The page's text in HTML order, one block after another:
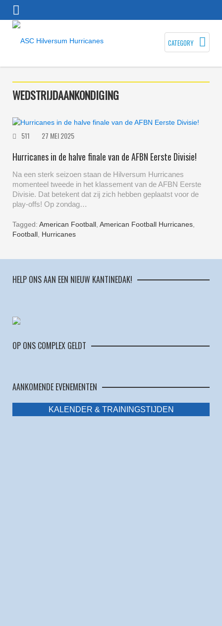
CATEGORY
WEDSTRIJDAANKONDIGING
511 27 MEI 2025
Hurricanes in de halve finale van de AFBN Eerste Divisie!
Na een sterk seizoen staan de Hilversum Hurricanes
momenteel tweede in het klassement van de AFBN Eerste
Divisie. Dat betekent dat zij zich hebben geplaatst voor de
play-offs! Op zondag…
Tagged: American Football American Football Hurricanes
Football Hurricanes
HELP ONS AAN EEN NIEUW KANTINEDAK!
OP ONS COMPLEX GELDT
AANKOMENDE EVENEMENTEN
KALENDER & TRAININGSTIJDEN